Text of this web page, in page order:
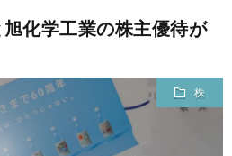
化学工業の株主優待が
株